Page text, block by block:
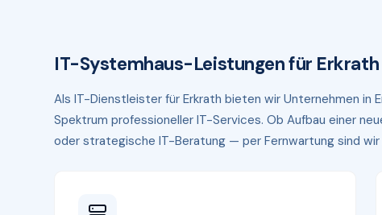
IT-Systemhaus-Leistungen für Erkrath
Als IT-Dienstleister für Erkrath bieten wir Unternehmen in
Spektrum professioneller IT-Services. Ob Aufbau einer
oder strategische IT-Beratung — per Fernwartung sind wir